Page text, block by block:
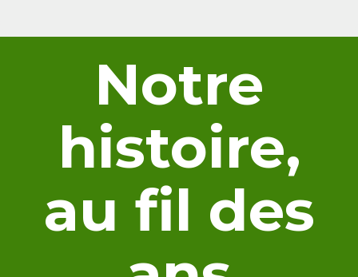
Notre
histoire,
au fil des